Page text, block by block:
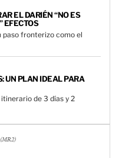
EL DARIÉN “NO ES
EFECTOS
paso fronterizo como el
UN PLAN IDEAL PARA
de 3 días y 2